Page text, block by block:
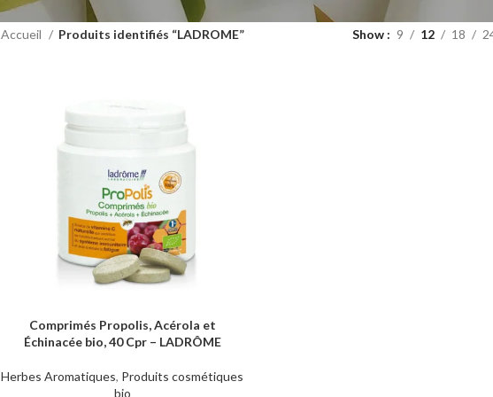
Accueil Produits identifiés “LADROME” Show 9 12 18
AJOUTER AU PANIER
Comprimés Propolis, Acérola et
Échinacée bio, 40 Cpr – LADRÔME
Herbes Aromatiques, Produits cosmétiques
bio